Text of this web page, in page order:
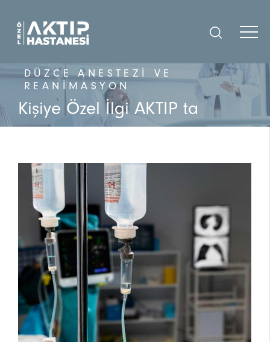
DÜZCE ANESTEZI VE
REANIMASYON
Kişiye Özel İlgi AKTIP ta